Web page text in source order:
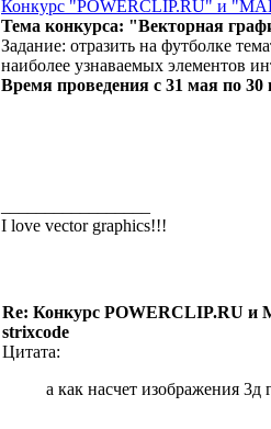
Конкурс "POWERCLIP.RU" и
Тема конкурса: "Векторная
Задание: отразить на футболке
наиболее узнаваемых элементов
Время проведения с 31 мая по 30
I love vector graphics!!!
Re: Конкурс POWERCLIP.RU и
strixcode
Цитата:
а как насчет изображения 3д